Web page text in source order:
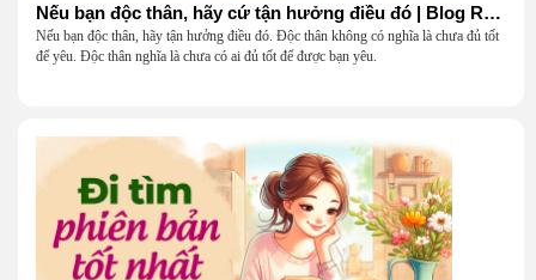
Nếu bạn độc thân, hãy cứ tận hưởng điều đó | Blog Radio 904
Nếu bạn độc thân, hãy tận hưởng điều đó. Độc thân không có nghĩa là chưa đủ tốt
để yêu. Độc thân nghĩa là chưa có ai đủ tốt để được bạn yêu.